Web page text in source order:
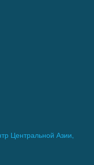
Центральной Азии,